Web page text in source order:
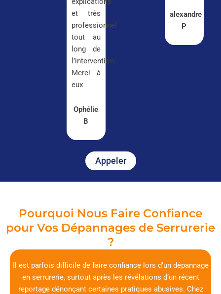
et très
professionnel
tout au
long de
l’intervention.
Merci à
eux
Ophélie
B
alexandre
P
Appeler
Pourquoi Nous Faire Confiance
pour Vos Dépannages de Serrurerie
?
Il est parfois difficile de faire confiance lors d’un dépannage
en serrurerie, surtout après les révélations d’un récent
reportage dénonçant certaines pratiques abusives. Chez